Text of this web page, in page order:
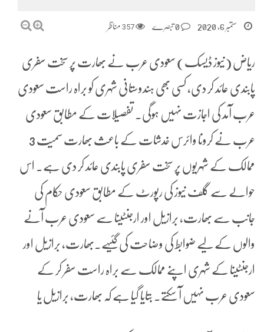
ستمبر 6, 2020 357 مناظر
ریاض (نیوز ڈیسک) سعودی عرب نے بھارت پر سخت سفری
پابندی عائد کر دی، کسی بھی ہندوستانی شہری کو براہ راست سعودی
عرب آمد کی اجازت نہیں ہوگی۔ تفصیلات کے مطابق سعودی
عرب نے کرونا وائرس خدشات کے باعث بھارت سمیت 3
ممالک کے شہریوں پر سخت سفری پابندی عائد کر دی ہے۔ اس
حوالے سے گلف نیوز کی رپورٹ کے مطابق سعودی حکام کی
جانب سے بھارت، برازیل اور ارجنٹینا سے سعودی عرب آنے
والوں کے لیے ضوابط کی وضاحت کی گئیہے۔بھارت، برازیل اور
ارجنٹینا کے شہری اپنے ممالک سے براہ راست سفر کر کے
سعودی عرب نہیں آ سکتے۔ بتایا گیا ہے کہ بھارت، برازیل یا